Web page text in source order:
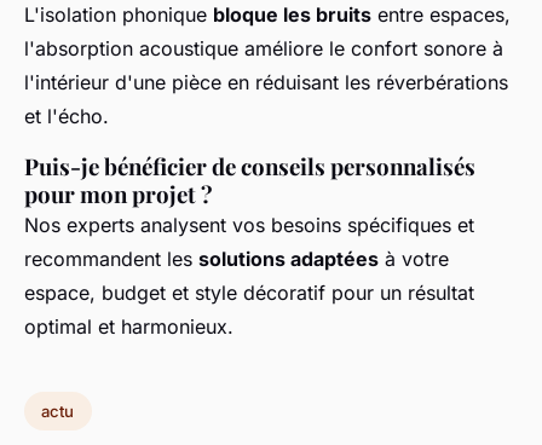
L'isolation phonique bloque les bruits entre espaces,
l'absorption acoustique améliore le confort sonore à
l'intérieur d'une pièce en réduisant les réverbérations
et l'écho.
Puis-je bénéficier de conseils personnalisés
pour mon projet ?
Nos experts analysent vos besoins spécifiques et
recommandent les solutions adaptées à votre
espace, budget et style décoratif pour un résultat
optimal et harmonieux.
actu